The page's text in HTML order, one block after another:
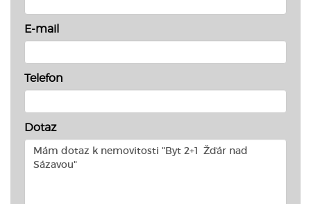
E-mail
Telefon
Dotaz